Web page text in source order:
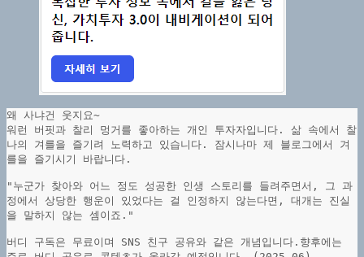
왜 사냐건 웃지요~
워런 버핏과 찰리 멍거를 좋아하는 개인 투자자입니다. 삶 속에서 찰
나의 겨를을 즐기려 노력하고 있습니다. 잠시나마 제 블로그에서 겨
를을 즐기시기 바랍니다.
"누군가 찾아와 어느 정도 성공한 인생 스토리를 들려주면서, 그 과
정에서 상당한 행운이 있었다는 걸 인정하지 않는다면, 대개는 진실
을 말하지 않는 셈이죠."
버디 구독은 무료이며 SNS 친구 공유와 같은 개념입니다.향후에는